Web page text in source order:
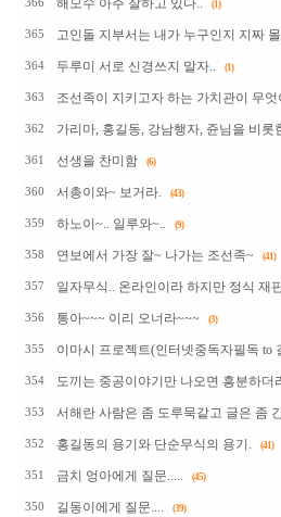
366 해모수 아주 잘하고 있다.. (1)
365 고인돌 지부서는 내가 누구인지 지짜 몰
364 두루미 서로 신경쓰지 말자.. (1)
363 조선족이 지키고자 하는 가치관이 무엇
362 가리마, 홍길동, 강남행자, 쥰님을 비롯
361 선생을 찬미함 (6)
360 서총이와~ 보거라. (43)
359 하노이~.. 일루와~.. (9)
358 연보에서 가장 잘~ 나가는 조선족~ (41)
357 일자무식.. 온라인이라 하지만 정식 재
356 통아~~~ 이리 오너라~~~ (3)
355 이마시 프로젝트(인터넷중독자필독 to
354 도끼는 중공이야기만 나오면 흥분하더
353 서해란 사람은 좀 도루묵같고 글은 좀
352 홍길동의 용기와 단순무식의 용기. (41)
351 금치 엉아에게 질문..... (45)
350 길동이에게 질문.... (39)